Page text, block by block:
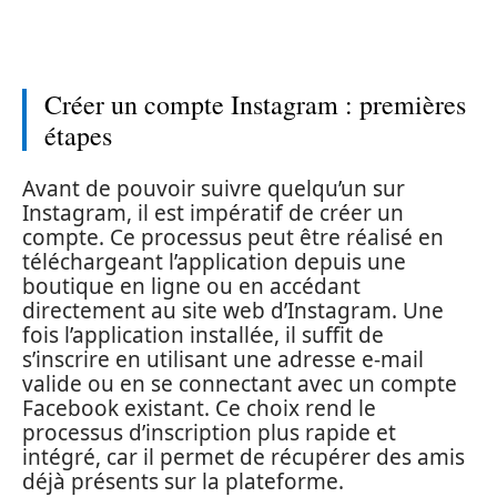
Créer un compte Instagram : premières
étapes
Avant de pouvoir suivre quelqu’un sur
Instagram, il est impératif de créer un
compte. Ce processus peut être réalisé en
téléchargeant l’application depuis une
boutique en ligne ou en accédant
directement au site web d’Instagram. Une
fois l’application installée, il suffit de
s’inscrire en utilisant une adresse e-mail
valide ou en se connectant avec un compte
Facebook existant. Ce choix rend le
processus d’inscription plus rapide et
intégré, car il permet de récupérer des amis
déjà présents sur la plateforme.